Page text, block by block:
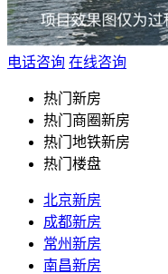
电话咨询 在线咨询
热门新房
热门商圈新房
热门地铁新房
热门楼盘
北京新房
成都新房
常州新房
南昌新房